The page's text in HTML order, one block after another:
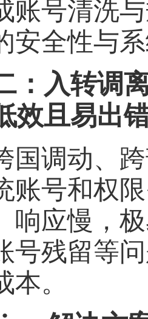
账号清洗
安全性与
：入转调
效且易出
国调动、
账号和权
响应慢，
号残留等
。